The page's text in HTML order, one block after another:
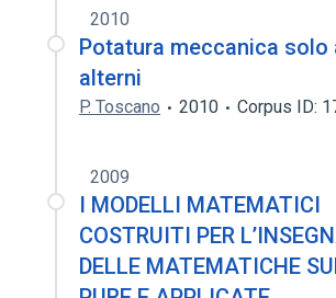
2010
Potatura meccanica solo
alterni
P. Toscano 2010 Corpus ID:
2009
I MODELLI MATEMATICI
COSTRUITI PER
DELLE MATEMATICHE